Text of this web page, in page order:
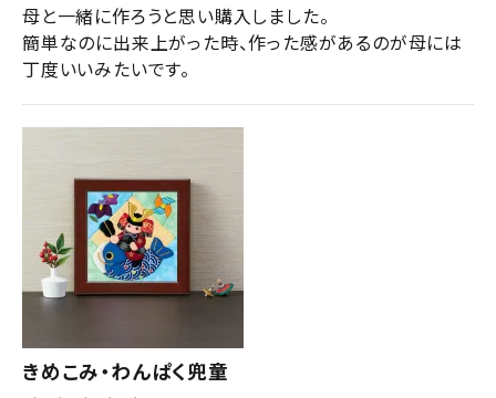
母と一緒に作ろうと思い購入しました。
簡単なのに出来上がった時、作った感があるのが母には
丁度いいみたいです。
きめこみ・わんぱく兜童